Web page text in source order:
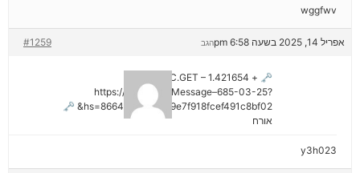
wggfwv
אפריל 14, 2025 בשעה 6:58 pm #1259 הגב
🗝 + 1.421654 BTC.GET –
https://graph.org/Message–685-03-25?
hs=8664c520642b9e7f918fcef491c8bf02& 🗝
אורח
y3h023